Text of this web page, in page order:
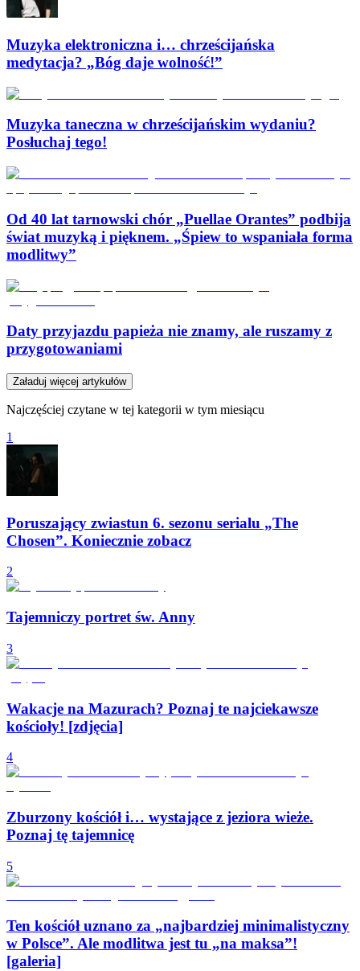
Muzyka elektroniczna i… chrześcijańska
medytacja? „Bóg daje wolność!”
Muzyka taneczna w chrześcijańskim wydaniu?
Posłuchaj tego!
Od 40 lat tarnowski chór „Puellae Orantes” podbija
świat muzyką i pięknem. „Śpiew to wspaniała forma
modlitwy”
Daty przyjazdu papieża nie znamy, ale ruszamy z
przygotowaniami
Załaduj więcej artykułów
Najczęściej czytane w tej kategorii w tym miesiącu
1
Poruszający zwiastun 6. sezonu serialu „The
Chosen”. Koniecznie zobacz
2
Tajemniczy portret św. Anny
3
Wakacje na Mazurach? Poznaj te najciekawsze
kościoły! [zdjęcia]
4
Zburzony kościół i… wystające z jeziora wieże.
Poznaj tę tajemnicę
5
Ten kościół uznano za „najbardziej minimalistyczny
w Polsce”. Ale modlitwa jest tu „na maksa”!
[galeria]